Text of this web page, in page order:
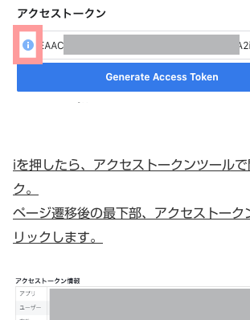
iを押したら、アクセストークンツール
ク。
ページ遷移後の最下部、アクセストーク
リックします。